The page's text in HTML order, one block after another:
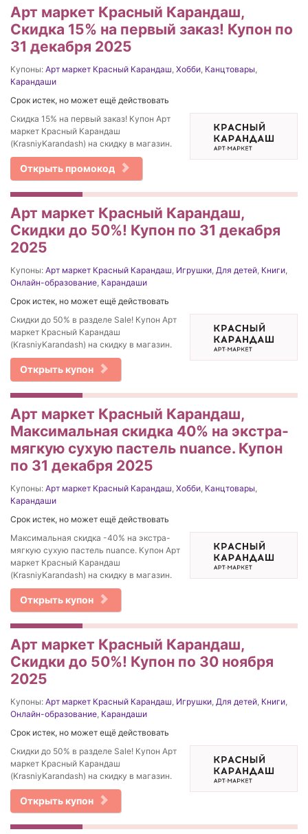
Арт маркет Красный Карандаш,
Скидка 15% на первый заказ! Купон по
31 декабря 2025
Купоны: Арт маркет Красный Карандаш, Хобби, Канцтовары,
Карандаши
Срок истек, но может ещё действовать
Скидка 15% на первый заказ! Купон Арт
маркет Красный Карандаш
(KrasniyKarandash) на скидку в магазин.
Открыть промокод
Арт маркет Красный Карандаш,
Скидки до 50%! Купон по 31 декабря
2025
Купоны: Арт маркет Красный Карандаш, Игрушки, Для детей, Книги,
Онлайн-образование, Карандаши
Срок истек, но может ещё действовать
Скидки до 50% в разделе Sale! Купон Арт
маркет Красный Карандаш
(KrasniyKarandash) на скидку в магазин.
Открыть купон
Арт маркет Красный Карандаш,
Максимальная скидка 40% на экстра-
мягкую сухую пастель nuance. Купон
по 31 декабря 2025
Купоны: Арт маркет Красный Карандаш, Хобби, Канцтовары,
Карандаши
Срок истек, но может ещё действовать
Максимальная скидка -40% на экстра-
мягкую сухую пастель nuance. Купон Арт
маркет Красный Карандаш
(KrasniyKarandash) на скидку в магазин.
Открыть купон
Арт маркет Красный Карандаш,
Скидки до 50%! Купон по 30 ноября
2025
Купоны: Арт маркет Красный Карандаш, Игрушки, Для детей, Книги,
Онлайн-образование, Карандаши
Срок истек, но может ещё действовать
Скидки до 50% в разделе Sale! Купон Арт
маркет Красный Карандаш
(KrasniyKarandash) на скидку в магазин.
Открыть купон